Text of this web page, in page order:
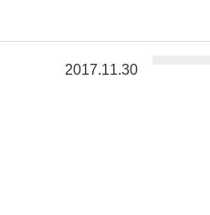
2017.11.30